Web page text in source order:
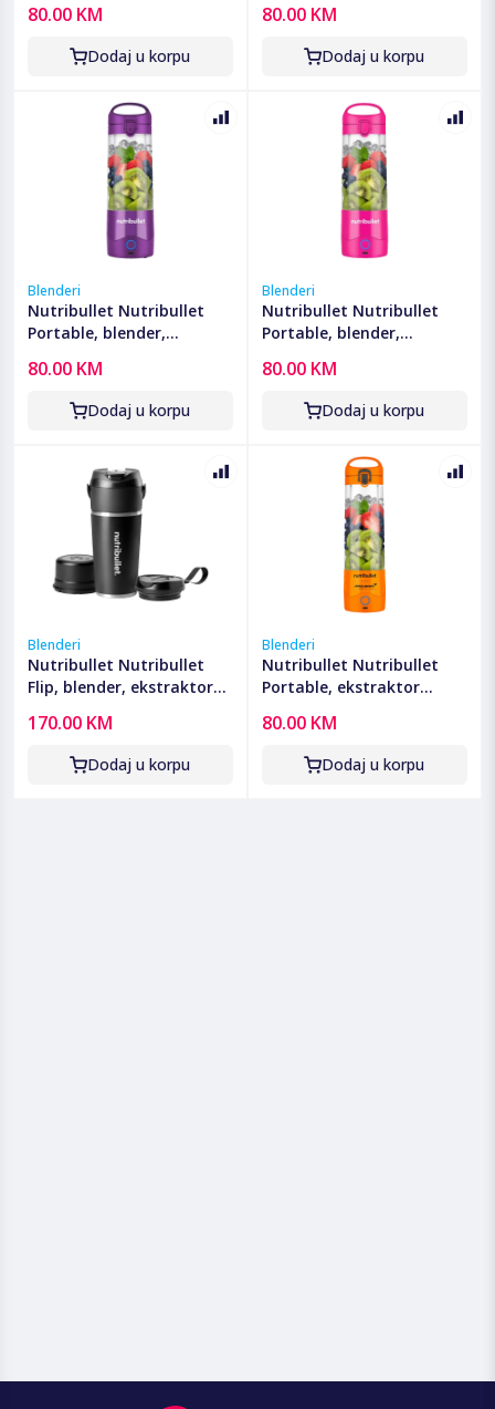
- NBP003NBL
80.00 KM
Dodaj u korpu
- NBP003LBL
80.00 KM
Dodaj u korpu
Blenderi
Nutribullet Nutribullet
Portable, blender,
- NBP003PU
80.00 KM
Dodaj u korpu
Blenderi
Nutribullet Nutribullet
Portable, blender,
- NBP003BP
80.00 KM
Dodaj u korpu
Blenderi
Nutribullet Nutribullet
Flip, blender, ekstraktor
NBP016B FLIP
170.00 KM
Dodaj u korpu
Blenderi
Nutribullet Nutribullet
Portable, ekstraktor
- NBP003PA-MC
80.00 KM
Dodaj u korpu